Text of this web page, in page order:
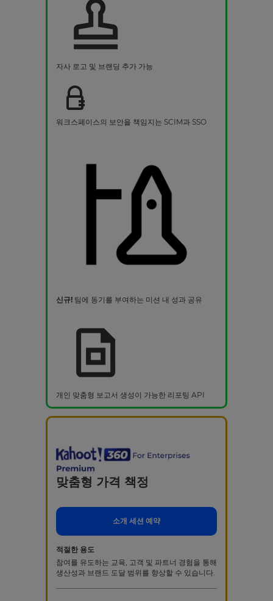
자사 로고 및 브랜딩 추가 가능
워크스페이스의 보안을 책임지는 SCIM과 SSO
신규! 팀에 동기를 부여하는 미션 내 성과 공유
개인 맞춤형 보고서 생성이 가능한 리포팅 API
맞춤형 가격 책정
소개 세션 예약
적절한 용도
참여를 유도하는 교육, 고객 및 파트너 경험을 통해
생산성과 브랜드 도달 범위를 향상할 수 있습니다.